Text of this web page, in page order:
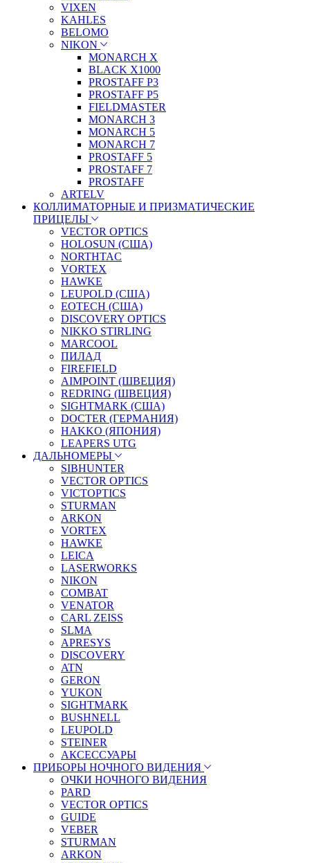
VIXEN
KAHLES
BELOMO
NIKON
MONARCH X
BLACK X1000
PROSTAFF P3
PROSTAFF P5
FIELDMASTER
MONARCH 3
MONARCH 5
MONARCH 7
PROSTAFF 5
PROSTAFF 7
PROSTAFF
ARTELV
КОЛЛИМАТОРНЫЕ И ПРИЗМАТИЧЕСКИЕ
ПРИЦЕЛЫ
VECTOR OPTICS
HOLOSUN (США)
NORTHTAC
VORTEX
HAWKE
LEUPOLD (США)
EOTECH (США)
DISCOVERY OPTICS
NIKKO STIRLING
MARCOOL
ПИЛАД
FIREFIELD
AIMPOINT (ШВЕЦИЯ)
REDRING (ШВЕЦИЯ)
SIGHTMARK (США)
DOCTER (ГЕРМАНИЯ)
HAKKO (ЯПОНИЯ)
LEAPERS UTG
ДАЛЬНОМЕРЫ
SIBHUNTER
VECTOR OPTICS
VICTOPTICS
STURMAN
ARKON
VORTEX
HAWKE
LEICA
LASERWORKS
NIKON
COMBAT
VENATOR
CARL ZEISS
SLMA
APRESYS
DISCOVERY
ATN
GERON
YUKON
SIGHTMARK
BUSHNELL
LEUPOLD
STEINER
АКСЕССУАРЫ
ПРИБОРЫ НОЧНОГО ВИДЕНИЯ
ОЧКИ НОЧНОГО ВИДЕНИЯ
PARD
VECTOR OPTICS
GUIDE
VEBER
STURMAN
ARKON